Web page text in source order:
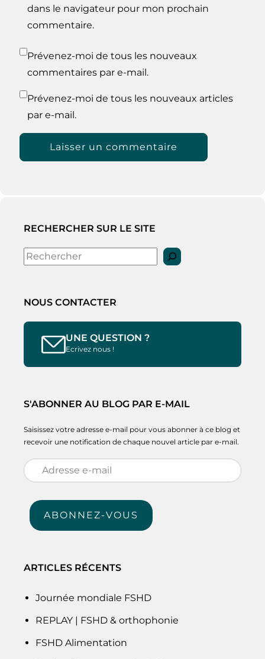
dans le navigateur pour mon prochain
commentaire.
Prévenez-moi de tous les nouveaux
commentaires par e-mail.
Prévenez-moi de tous les nouveaux articles
par e-mail.
RECHERCHER SUR LE SITE
Rechercher
NOUS CONTACTER
UNE QUESTION ?
Ecrivez nous !
S'ABONNER AU BLOG PAR E-MAIL
Saisissez votre adresse e-mail pour vous abonner à ce blog et
recevoir une notification de chaque nouvel article par e-mail.
Adresse
e-
mail
ABONNEZ-VOUS
ARTICLES RÉCENTS
Journée mondiale FSHD
REPLAY | FSHD & orthophonie
FSHD Alimentation